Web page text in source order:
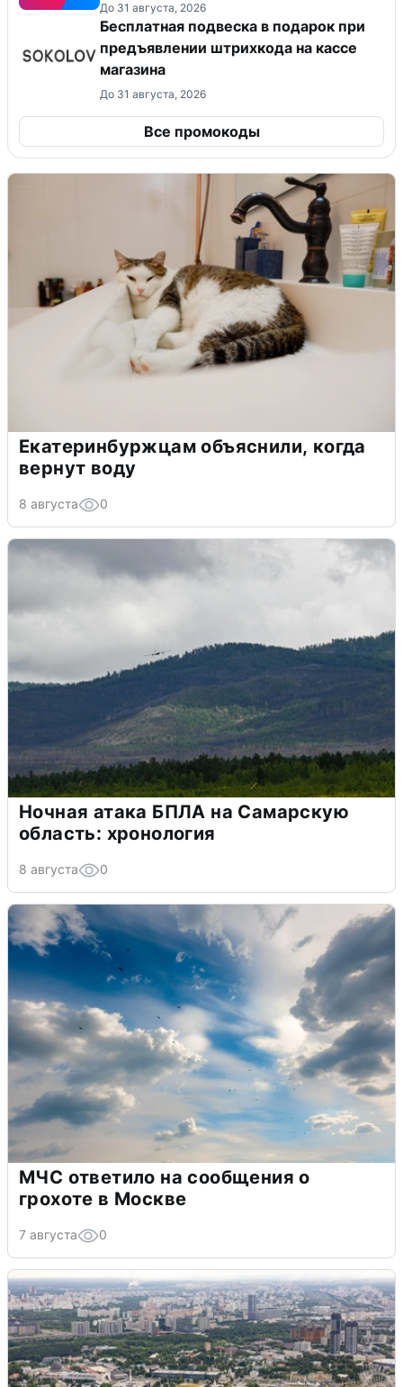
До 31 августа, 2026
Бесплатная подвеска в подарок при
предъявлении штрихкода на кассе
магазина
До 31 августа, 2026
Все промокоды
Екатеринбуржцам объяснили, когда
вернут воду
8 августа 0
Ночная атака БПЛА на Самарскую
область: хронология
8 августа 0
МЧС ответило на сообщения о
грохоте в Москве
7 августа 0